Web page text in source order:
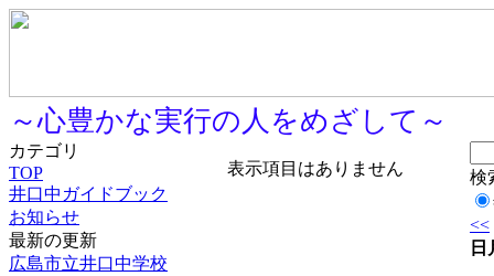
～心豊かな実行の人をめざして～
カテゴリ
TOP
井口中ガイドブック
お知らせ
最新の更新
広島市立井口中学校
表示項目はありません
検
<<
日